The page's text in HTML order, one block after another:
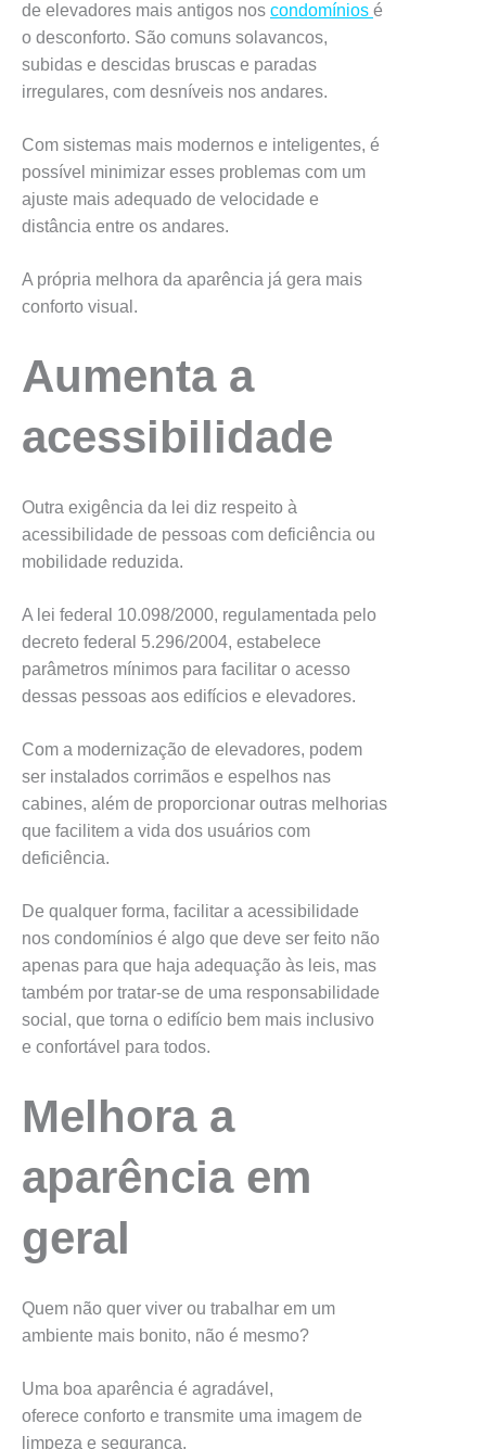
de elevadores mais antigos nos condomínios é
o desconforto. São comuns solavancos,
subidas e descidas bruscas e paradas
irregulares, com desníveis nos andares.
Com sistemas mais modernos e inteligentes, é
possível minimizar esses problemas com um
ajuste mais adequado de velocidade e
distância entre os andares.
A própria melhora da aparência já gera mais
conforto visual.
Aumenta a
acessibilidade
Outra exigência da lei diz respeito à
acessibilidade de pessoas com deficiência ou
mobilidade reduzida.
A lei federal 10.098/2000, regulamentada pelo
decreto federal 5.296/2004, estabelece
parâmetros mínimos para facilitar o acesso
dessas pessoas aos edifícios e elevadores.
Com a modernização de elevadores, podem
ser instalados corrimãos e espelhos nas
cabines, além de proporcionar outras melhorias
que facilitem a vida dos usuários com
deficiência.
De qualquer forma, facilitar a acessibilidade
nos condomínios é algo que deve ser feito não
apenas para que haja adequação às leis, mas
também por tratar-se de uma responsabilidade
social, que torna o edifício bem mais inclusivo
e confortável para todos.
Melhora a
aparência em
geral
Quem não quer viver ou trabalhar em um
ambiente mais bonito, não é mesmo?
Uma boa aparência é agradável,
oferece conforto e transmite uma imagem de
limpeza e segurança.